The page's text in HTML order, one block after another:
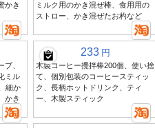
かき
ミルク用のかき混ぜ棒、食用用の
ストロー、かき混ぜたお杓など
、
ミル
細か
かき
233 円
木製コーヒー攪拌棒200個、使い捨
て、個別包装のコーヒースティッ
ク、長柄ホットドリンク、ティ
ー、木製スティック